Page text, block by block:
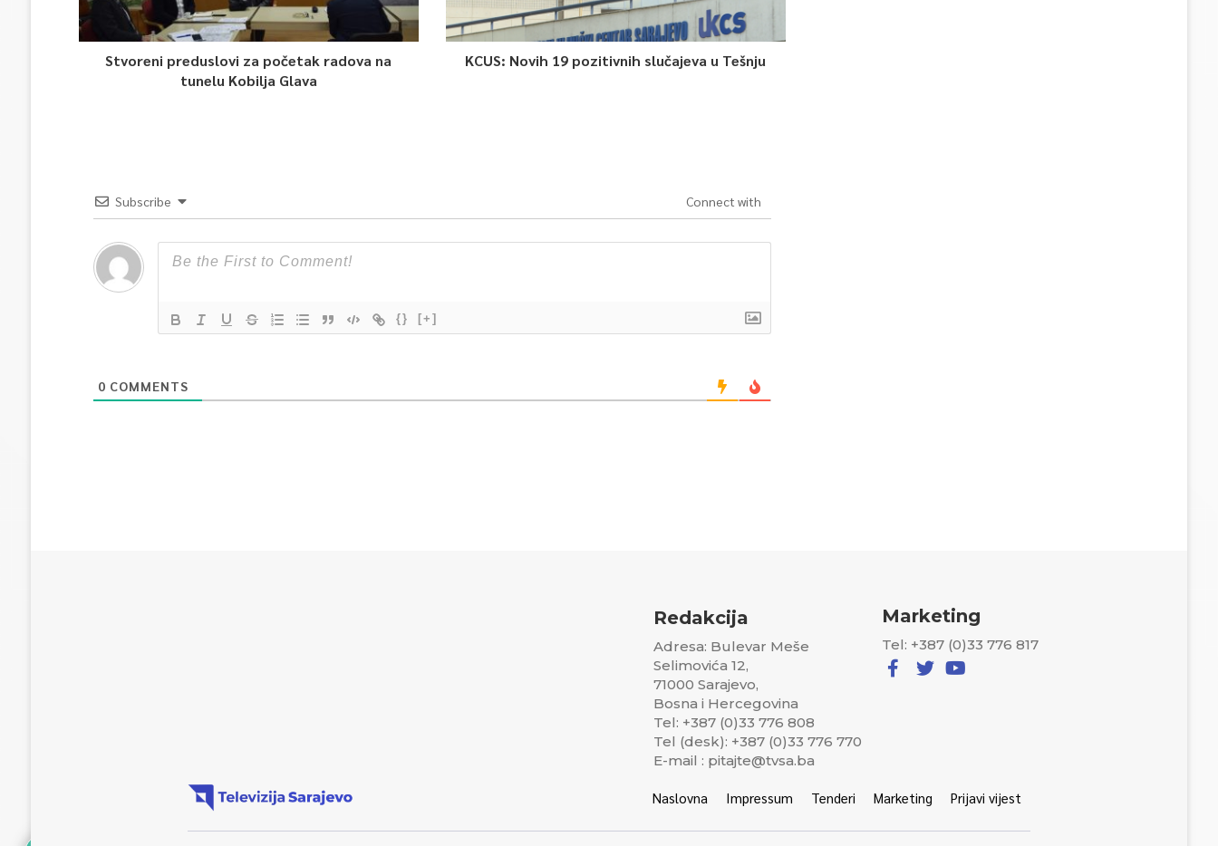
Stvoreni preduslovi za početak radova na
tunelu Kobilja Glava
KCUS: Novih 19 pozitivnih slučajeva u Tešnju
Subscribe Connect with
{} [+]
0 COMMENTS
Redakcija
Adresa: Bulevar Meše
Selimovića 12,
71000 Sarajevo,
Bosna i Hercegovina
Tel: +387 (0)33 776 808
Tel (desk): +387 (0)33 776 770
E-mail : pitajte@tvsa.ba
Marketing
Tel: +387 (0)33 776 817
Naslovna Impressum Tenderi Marketing Prijavi vijest